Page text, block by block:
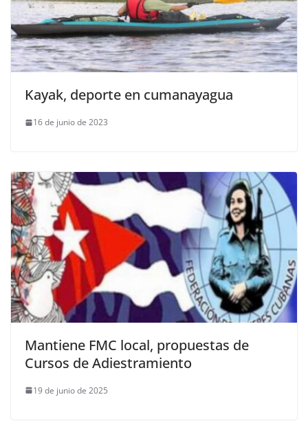
Kayak, deporte en cumanayagua
16 de junio de 2023
Mantiene FMC local, propuestas de
Cursos de Adiestramiento
19 de junio de 2025